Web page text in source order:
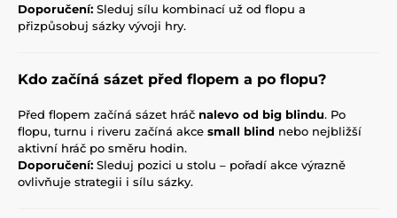
Doporučení: Sleduj sílu kombinací už od flopu a
přizpůsobuj sázky vývoji hry.
Kdo začíná sázet před flopem a po flopu?
Před flopem začíná sázet hráč nalevo od big blindu. Po
flopu, turnu i riveru začíná akce small blind nebo nejbližší
aktivní hráč po směru hodin.
Doporučení: Sleduj pozici u stolu – pořadí akce výrazně
ovlivňuje strategii i sílu sázky.